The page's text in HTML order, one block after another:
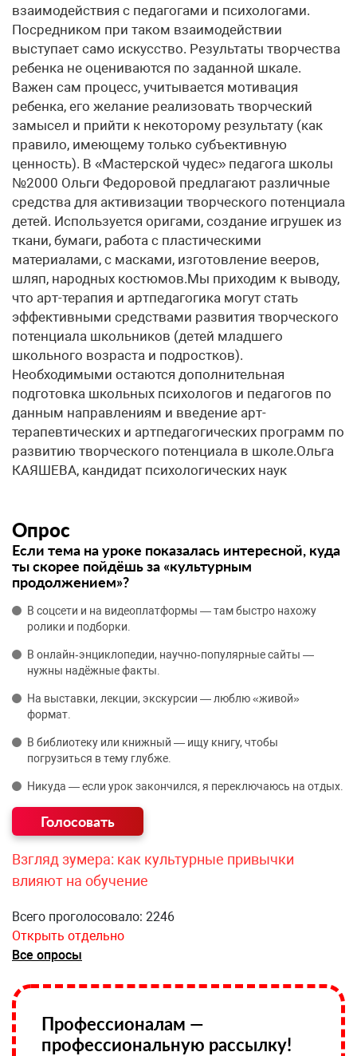
взаимодействия с педагогами и психологами.
Посредником при таком взаимодействии
выступает само искусство. Результаты творчества
ребенка не оцениваются по заданной шкале.
Важен сам процесс, учитывается мотивация
ребенка, его желание реализовать творческий
замысел и прийти к некоторому результату (как
правило, имеющему только субъективную
ценность). В «Мастерской чудес» педагога школы
№2000 Ольги Федоровой предлагают различные
средства для активизации творческого потенциала
детей. Используется оригами, создание игрушек из
ткани, бумаги, работа с пластическими
материалами, с масками, изготовление вееров,
шляп, народных костюмов.Мы приходим к выводу,
что арт-терапия и артпедагогика могут стать
эффективными средствами развития творческого
потенциала школьников (детей младшего
школьного возраста и подростков).
Необходимыми остаются дополнительная
подготовка школьных психологов и педагогов по
данным направлениям и введение арт-
терапевтических и артпедагогических программ по
развитию творческого потенциала в школе.Ольга
КАЯШЕВА, кандидат психологических наук
Опрос
Если тема на уроке показалась интересной, куда
ты скорее пойдёшь за «культурным
продолжением»?
В соцсети и на видеоплатформы — там быстро нахожу
ролики и подборки.
В онлайн‑энциклопедии, научно‑популярные сайты —
нужны надёжные факты.
На выставки, лекции, экскурсии — люблю «живой»
формат.
В библиотеку или книжный — ищу книгу, чтобы
погрузиться в тему глубже.
Никуда — если урок закончился, я переключаюсь на отдых.
Взгляд зумера: как культурные привычки
влияют на обучение
Всего проголосовало: 2246
Открыть отдельно
Все опросы
Профессионалам —
профессиональную рассылку!